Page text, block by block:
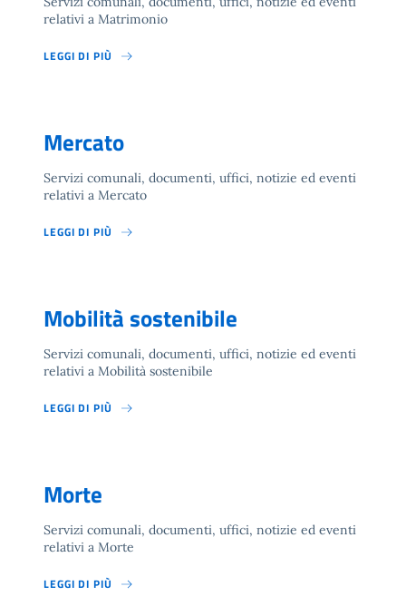
relativi a Matrimonio
LEGGI DI PIÙ
Mercato
Servizi comunali, documenti, uffici, notizie ed eventi
relativi a Mercato
LEGGI DI PIÙ
Mobilità sostenibile
Servizi comunali, documenti, uffici, notizie ed eventi
relativi a Mobilità sostenibile
LEGGI DI PIÙ
Morte
Servizi comunali, documenti, uffici, notizie ed eventi
relativi a Morte
LEGGI DI PIÙ